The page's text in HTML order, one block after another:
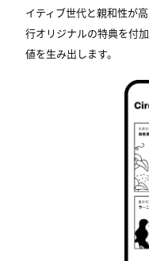
イティブ世代と親和性が
行オリジナルの特典を付
値を生み出します。